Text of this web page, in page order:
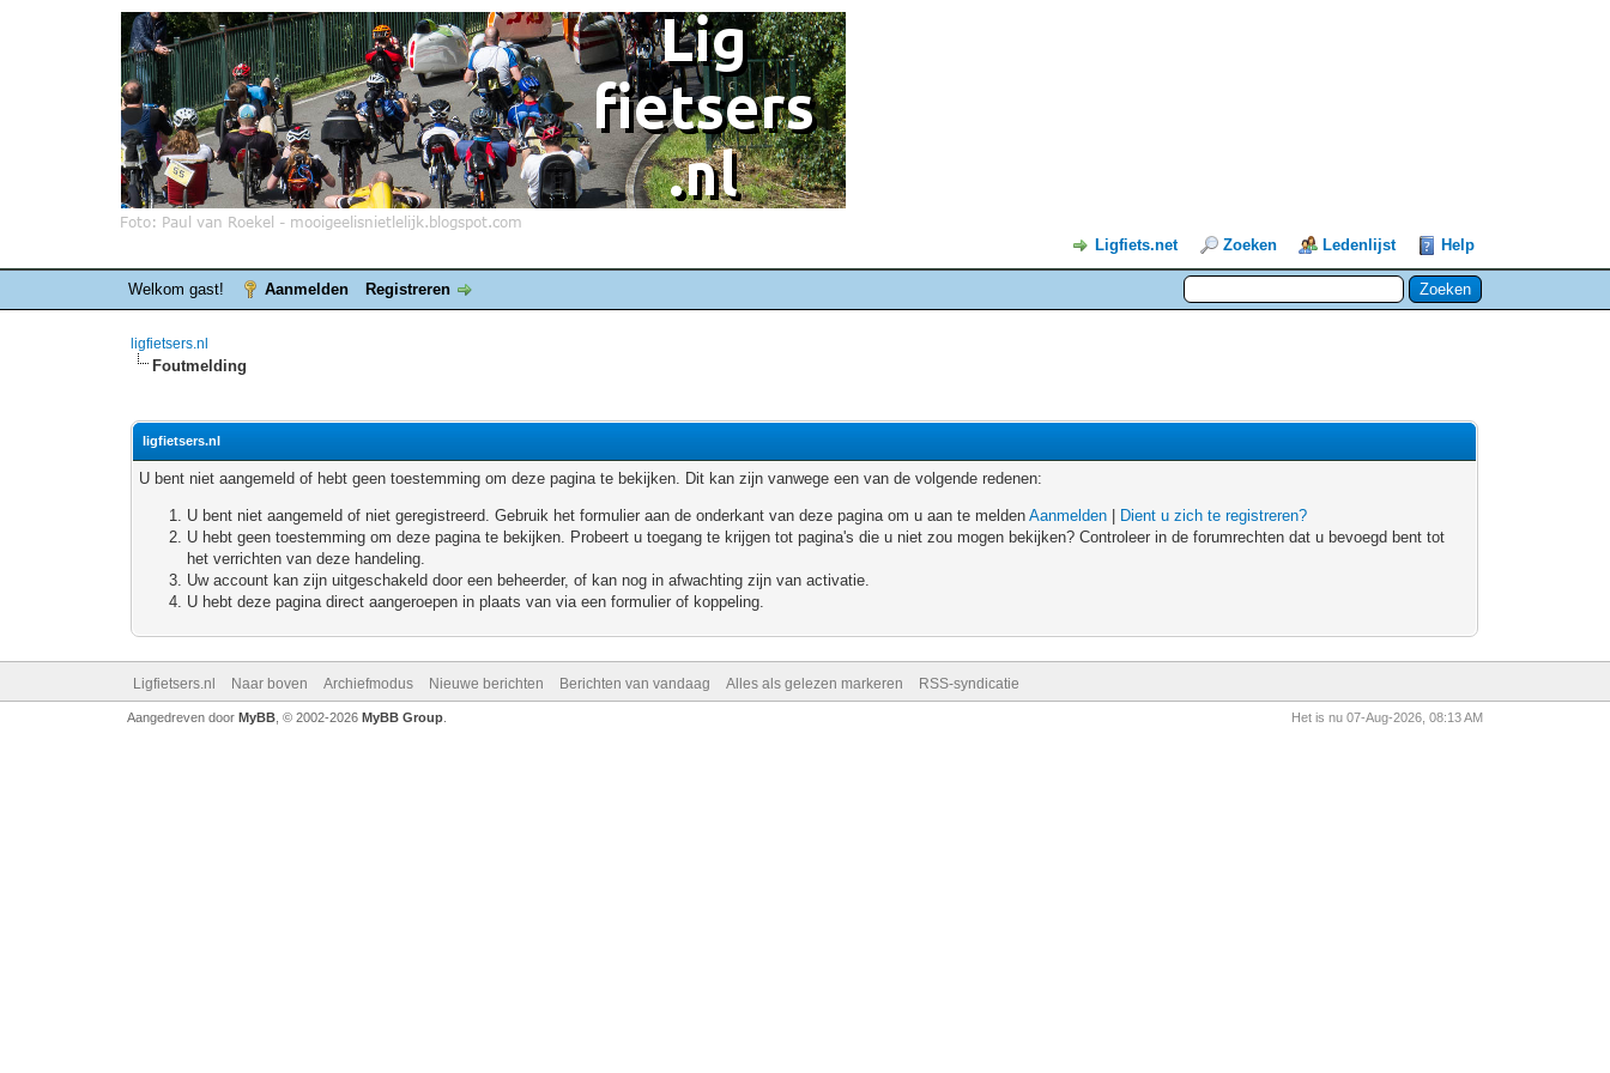
Ligfiets.net Zoeken Ledenlijst Help
Welkom gast! Aanmelden Registreren
ligfietsers.nl
Foutmelding
ligfietsers.nl
U bent niet aangemeld of hebt geen toestemming om deze pagina te bekijken. Dit kan zijn vanwege een van de volgende redenen:
U bent niet aangemeld of niet geregistreerd. Gebruik het formulier aan de onderkant van deze pagina om u aan te meldenAanmelden
Dient u zich te registreren?
U hebt geen toestemming om deze pagina te bekijken. Probeert u toegang te krijgen tot pagina's die u niet zou mogen bekijken? Controleer in de forumrechten dat u bevoegd bent tot
het verrichten van deze handeling.
Uw account kan zijn uitgeschakeld door een beheerder, of kan nog in afwachting zijn van activatie.
U hebt deze pagina direct aangeroepen in plaats van via een formulier of koppeling.
Ligfietsers.nl Naar boven Archiefmodus Nieuwe berichten Berichten van vandaag Alles als gelezen markeren RSS-syndicatie
Het is nu 07-Aug-2026, 08:13 AM
Aangedreven door MyBB, © 2002-2026 MyBB Group.